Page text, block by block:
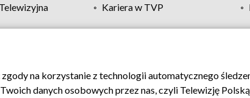
Kariera w TVP
Polityka prywatności Moje zgody Pomoc
na korzystanie z technologii automatycznego
danych osobowych przez nas, czyli Telewizję